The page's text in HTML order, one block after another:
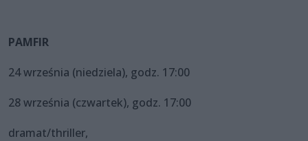
PAMFIR
24 września (niedziela), godz. 17:00
28 września (czwartek), godz. 17:00
dramat/thriller,